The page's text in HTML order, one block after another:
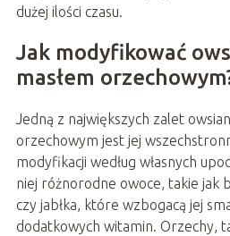
dużej ilości czasu.
Jak modyfikować
masłem
Jedną z największych zalet
orzechowym jest jej
modyfikacji według własnych
niej różnorodne owoce, takie jak
czy jabłka, które wzbogacą jej
dodatkowych witamin. Orzechy,